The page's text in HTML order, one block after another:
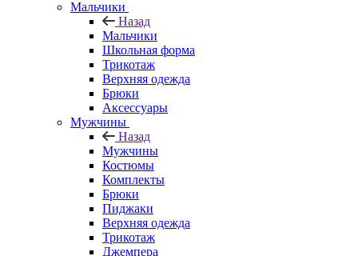
Мальчики
Назад
Мальчики
Школьная форма
Трикотаж
Верхняя одежда
Брюки
Аксессуары
Мужчины
Назад
Мужчины
Костюмы
Комплекты
Брюки
Пиджаки
Верхняя одежда
Трикотаж
Джемпера